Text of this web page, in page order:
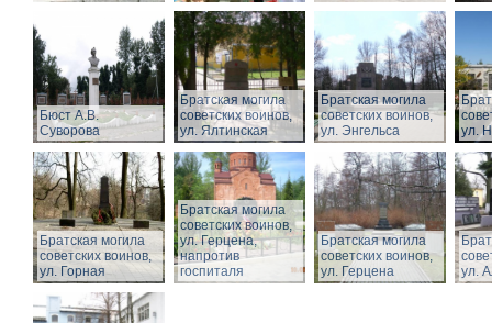
Бюст А.В.
Суворова
Братская могила
советских воинов,
ул. Ялтинская
Братская могила
советских воинов,
ул. Энгельса
ул.
Братская могила
советских воинов,
ул. Горная
Братская могила
советских воинов,
ул. Герцена,
напротив
госпиталя
Братская могила
советских воинов,
ул. Герцена
ул.